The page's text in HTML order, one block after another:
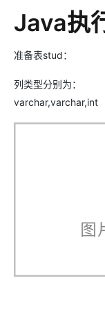
Java执
准备表stud：
列类型分别为：
varchar,varchar,int